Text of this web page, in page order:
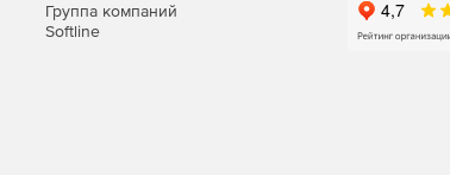
Группа компаний
Softline